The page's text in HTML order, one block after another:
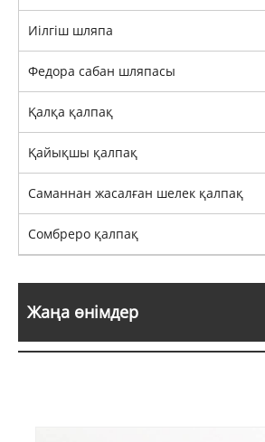
Иілгіш шляпа
Федора сабан шляпасы
Қалқа қалпақ
Қайықшы қалпақ
Саманнан жасалған шелек қалпақ
Сомбреро қалпақ
Жаңа өнімдер